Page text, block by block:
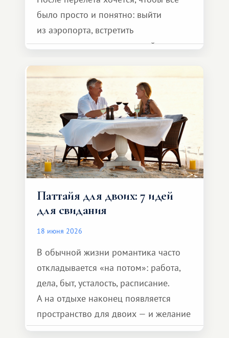
было просто и понятно: выйти
из аэропорта, встретить
представителя транспортной
и спокойно доехать до курорта.
Паттайя для двоих: 7 идей
для свидания
18 июня 2026
В обычной жизни романтика часто
откладывается «на потом»: работа,
дела, быт, усталость, расписание.
А на отдыхе наконец появляется
пространство для двоих — и желание
сделать для близкого человека что-то